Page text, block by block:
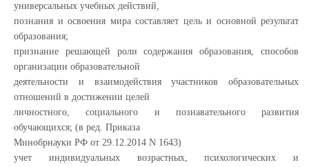
универсальных учебных действий,
познания и освоения мира составляет цель и основной результат
образования;
признание решающей роли содержания образования, способов
организации образовательной
деятельности и взаимодействия участников образовательных
отношений в достижении целей
личностного, социального и познавательного развития
обучающихся; (в ред. Приказа
Минобрнауки РФ от 29.12.2014 N 1643)
учет индивидуальных возрастных, психологических и